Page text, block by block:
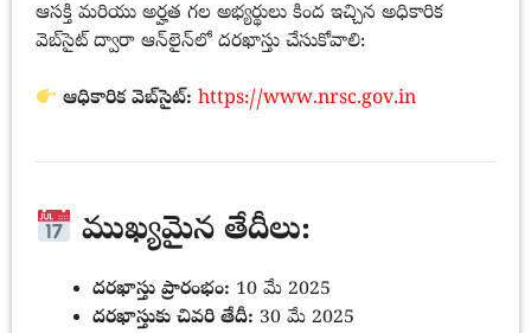
ఆసక్తి మరియు అర్హత గల అభ్యర్థులు కింద ఇచ్చిన అధికారిక
వెబ్‌సైట్ ద్వారా ఆన్‌లైన్‌లో దరఖాస్తు చేసుకోవాలి:
ఆధికారిక వెబ్‌సైట్: https://www.nrsc.gov.in
ముఖ్యమైన తేదీలు:
దరఖాస్తు ప్రారంభం: 10 మే 2025
దరఖాస్తుకు చివరి తేదీ: 30 మే 2025